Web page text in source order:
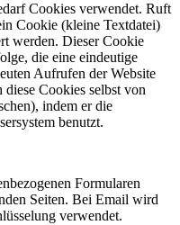
Cookies verwendet. Ruft
Cookie (kleine Textdatei)
werden. Dieser Cookie
die eine eindeutige
Aufrufen der Website
Cookies selbst von
indem er die
benutzt.
Formularen
Seiten. Bei Email wird
verwendet.